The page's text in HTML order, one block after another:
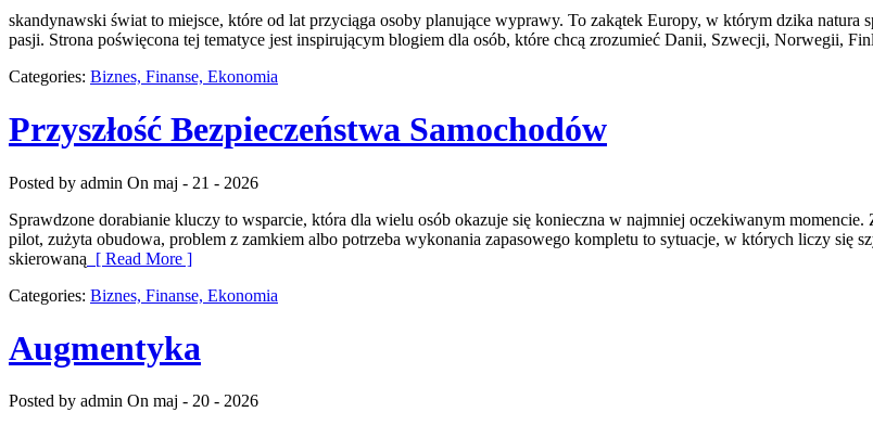
skandynawski świat to miejsce, które od lat przyciąga osoby planujące wyprawy. To zakątek Europy, w którym dzika natura
pasji. Strona poświęcona tej tematyce jest inspirującym blogiem dla osób, które chcą zrozumieć Danii, Szwecji, Norwegii,
Categories: Biznes, Finanse, Ekonomia
Przyszłość Bezpieczeństwa Samochodów
Posted by admin On maj - 21 - 2026
Sprawdzone dorabianie kluczy to wsparcie, która dla wielu osób okazuje się konieczna w najmniej oczekiwanym
pilot, zużyta obudowa, problem z zamkiem albo potrzeba wykonania zapasowego kompletu to sytuacje, w których liczy się
skierowaną [ Read More ]
Categories: Biznes, Finanse, Ekonomia
Augmentyka
Posted by admin On maj - 20 - 2026